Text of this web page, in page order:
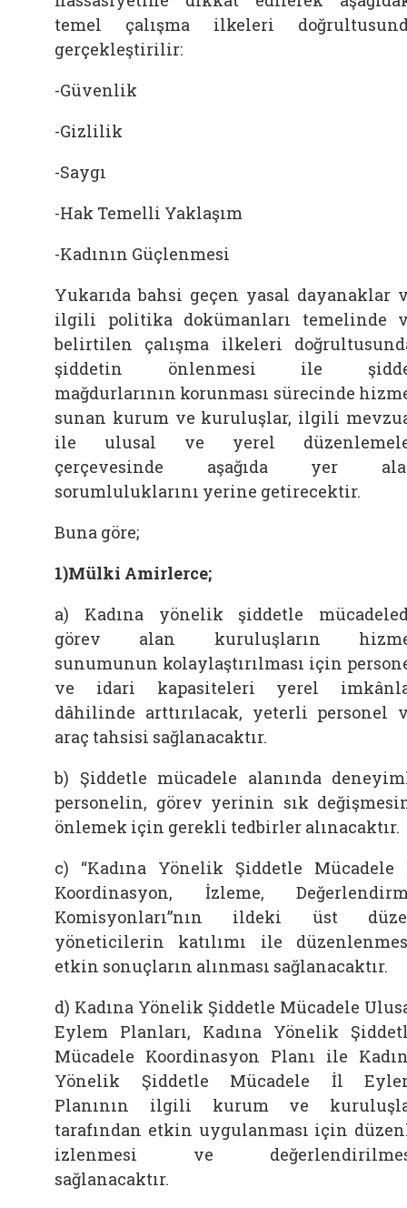
temel çalışma ilkeleri
gerçekleştirilir:
-Güvenlik
-Gizlilik
-Saygı
-Hak Temelli Yaklaşım
-Kadının Güçlenmesi
Yukarıda bahsi geçen yasal dayanaklar
ilgili politika dokümanları temelinde
belirtilen çalışma ilkeleri
şiddetin önlenmesi ile
mağdurlarının korunması sürecinde
sunan kurum ve kuruluşlar, ilgili
ile ulusal ve yerel
çerçevesinde aşağıda yer
sorumluluklarını yerine getirecektir.
Buna göre;
1)Mülki Amirlerce;
a) Kadına yönelik şiddetle
görev alan kuruluşların
sunumunun kolaylaştırılması için
ve idari kapasiteleri yerel
dâhilinde arttırılacak, yeterli personel
araç tahsisi sağlanacaktır.
b) Şiddetle mücadele alanında
personelin, görev yerinin sık
önlemek için gerekli tedbirler alınacaktır.
c) “Kadına Yönelik Şiddetle Mücadele
Koordinasyon, İzleme,
Komisyonları”nın ildeki üst
yöneticilerin katılımı ile
etkin sonuçların alınması sağlanacaktır.
d) Kadına Yönelik Şiddetle Mücadele
Eylem Planları, Kadına Yönelik
Mücadele Koordinasyon Planı ile
Yönelik Şiddetle Mücadele İl
Planının ilgili kurum ve
tarafından etkin uygulanması için
izlenmesi ve
sağlanacaktır.